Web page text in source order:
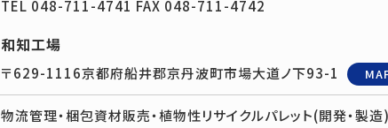
TEL 048-711-4741 FAX 048-711-4742
和知工場
〒629-1116京都府船井郡京丹波町市場大道ノ下93-1
物流管理・梱包資材販売・植物性リサイクルパレット(開発・製